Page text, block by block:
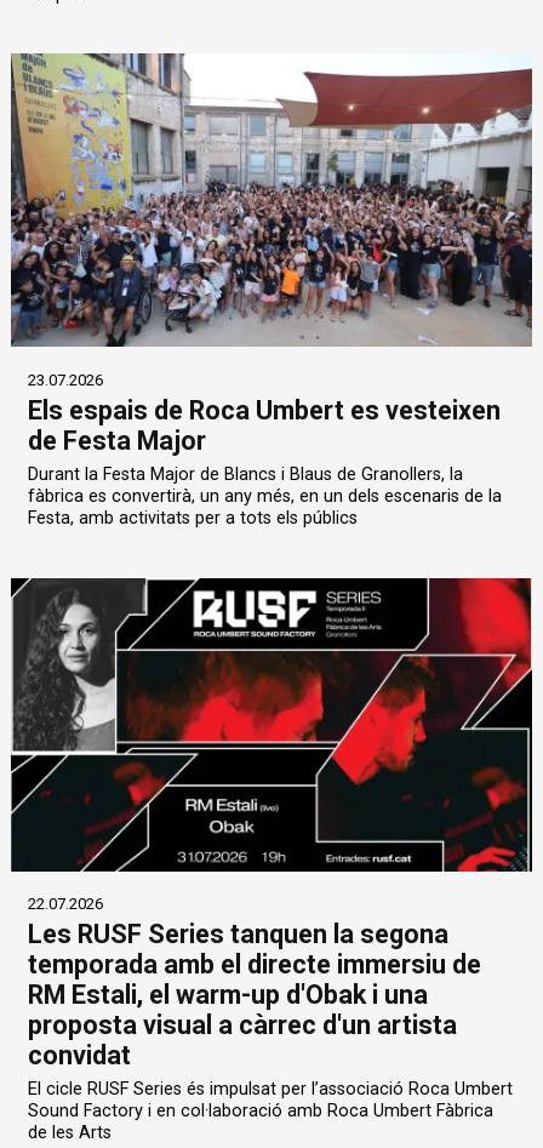
23.07.2026
Els espais de Roca Umbert es vesteixen
de Festa Major
Durant la Festa Major de Blancs i Blaus de Granollers, la
fàbrica es convertirà, un any més, en un dels escenaris de la
Festa, amb activitats per a tots els públics
22.07.2026
Les RUSF Series tanquen la segona
temporada amb el directe immersiu de
RM Estali, el warm-up d'Obak i una
proposta visual a càrrec d'un artista
convidat
El cicle RUSF Series és impulsat per l’associació Roca Umbert
Sound Factory i en col·laboració amb Roca Umbert Fàbrica
de les Arts